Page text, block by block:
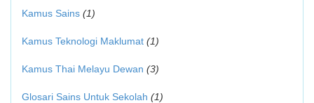
Kamus Sains (1)
Kamus Teknologi Maklumat (1)
Kamus Thai Melayu Dewan (3)
Glosari Sains Untuk Sekolah (1)